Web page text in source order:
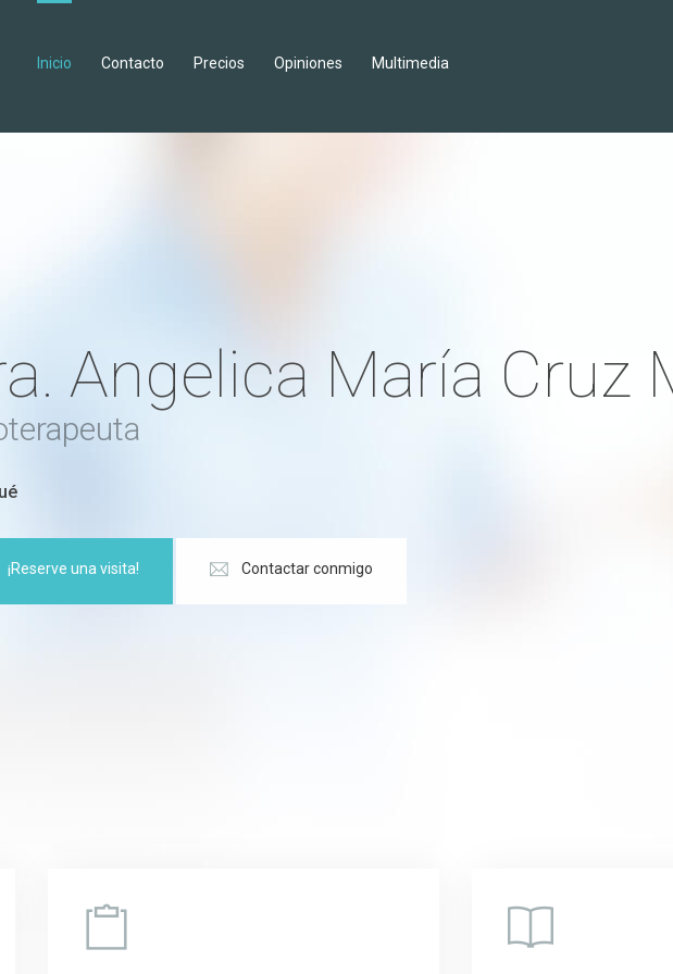
Inicio Contacto Precios Opiniones Multimedia
Angelica María Cruz
¡Reserve una visita! Contactar conmigo